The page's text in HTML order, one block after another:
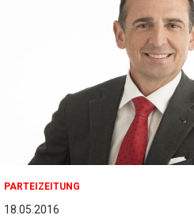
PARTEIZEITUNG
18.05.2016